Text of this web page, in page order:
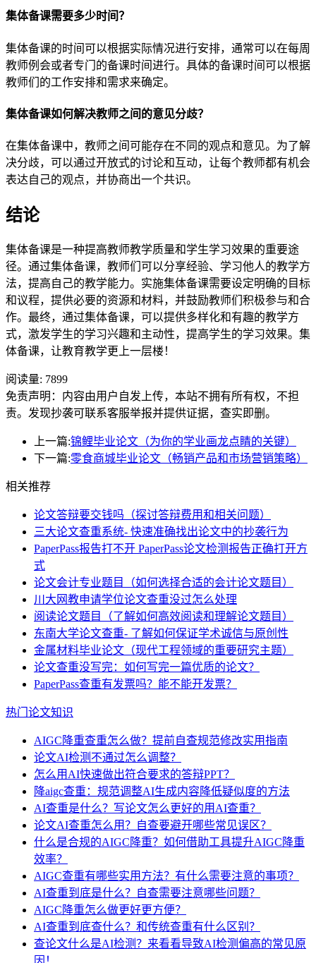
集体备课需要多少时间？
集体备课的时间可以根据实际情况进行安排，通常可以在每周
教师例会或者专门的备课时间进行。具体的备课时间可以根据
教师们的工作安排和需求来确定。
集体备课如何解决教师之间的意见分歧？
在集体备课中，教师之间可能存在不同的观点和意见。为了解
决分歧，可以通过开放式的讨论和互动，让每个教师都有机会
表达自己的观点，并协商出一个共识。
结论
集体备课是一种提高教师教学质量和学生学习效果的重要途
径。通过集体备课，教师们可以分享经验、学习他人的教学方
法，提高自己的教学能力。实施集体备课需要设定明确的目标
和议程，提供必要的资源和材料，并鼓励教师们积极参与和合
作。最终，通过集体备课，可以提供多样化和有趣的教学方
式，激发学生的学习兴趣和主动性，提高学生的学习效果。集
体备课，让教育教学更上一层楼！
阅读量: 7899
免责声明：内容由用户自发上传，本站不拥有所有权，不担
责。发现抄袭可联系客服举报并提供证据，查实即删。
上一篇:锦鲤毕业论文（为你的学业画龙点睛的关键）
下一篇:零食商城毕业论文（畅销产品和市场营销策略）
相关推荐
论文答辩要交钱吗（探讨答辩费用和相关问题）
三大论文查重系统- 快速准确找出论文中的抄袭行为
PaperPass报告打不开 PaperPass论文检测报告正确打开方
式
论文会计专业题目（如何选择合适的会计论文题目）
川大网教申请学位论文查重没过怎么处理
阅读论文题目（了解如何高效阅读和理解论文题目）
东南大学论文查重- 了解如何保证学术诚信与原创性
金属材料毕业论文（现代工程领域的重要研究主题）
论文查重没写完：如何写完一篇优质的论文？
PaperPass查重有发票吗？能不能开发票？
热门论文知识
AIGC降重查重怎么做？提前自查规范修改实用指南
论文AI检测不通过怎么调整？
怎么用AI快速做出符合要求的答辩PPT？
降aigc查重：规范调整AI生成内容降低疑似度的方法
AI查重是什么？写论文怎么更好的用AI查重？
论文AI查重怎么用？自查要避开哪些常见误区？
什么是合规的AIGC降重？如何借助工具提升AIGC降重
效率？
AIGC查重有哪些实用方法？有什么需要注意的事项？
AI查重到底是什么？自查需要注意哪些问题？
AIGC降重怎么做更好更方便？
AI查重到底查什么？和传统查重有什么区别？
查论文什么是AI检测？来看看导致AI检测偏高的常见原
因！